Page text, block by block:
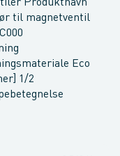
Produktnavn
til magnetventil
Eco
1/2